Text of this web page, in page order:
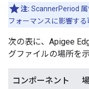
注: ScannerPeriod
フォーマンスに影響する
次の表に、Apigee
グファイルの場所を示
コンポーネント